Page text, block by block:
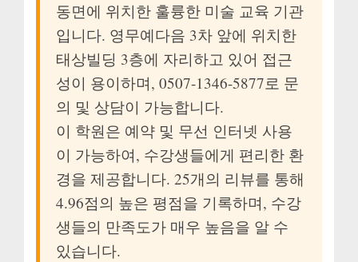
동면에 위치한 훌륭한 미술 교육 기관
입니다. 영무예다음 3차 앞에 위치한
태상빌딩 3층에 자리하고 있어 접근
성이 용이하며, 0507-1346-5877로 문
의 및 상담이 가능합니다.
이 학원은 예약 및 무선 인터넷 사용
이 가능하여, 수강생들에게 편리한 환
경을 제공합니다. 25개의 리뷰를 통해
4.96점의 높은 평점을 기록하며, 수강
생들의 만족도가 매우 높음을 알 수
있습니다.